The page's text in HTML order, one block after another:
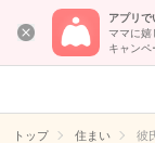
アプリで
ママに嬉
キャンペ
トップ 住まい 彼